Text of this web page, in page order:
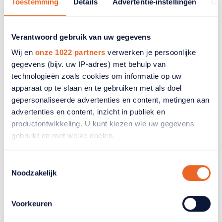
Verantwoord gebruik van uw gegevens
Wij en onze 1022 partners verwerken je persoonlijke
gegevens (bijv. uw IP-adres) met behulp van
technologieën zoals cookies om informatie op uw
apparaat op te slaan en te gebruiken met als doel
gepersonaliseerde advertenties en content, metingen aan
advertenties en content, inzicht in publiek en
productontwikkeling. U kunt kiezen wie uw gegevens
gebruikt en met welke doelen.
Informatie verzamelen over uw geografische
Uw apparaat identificeren door het actief te
scannen op specifieke eigenschappen (fingerprinting)
Noodzakelijk
Voorkeuren
Te betalen: € 5.877
Ingehouden loonheffing: € 4.324
Te betalen: € 1.553
Netto maandinkomen na verrekening nabetaling:
€ 3.035.
Gerelateerde artikelen